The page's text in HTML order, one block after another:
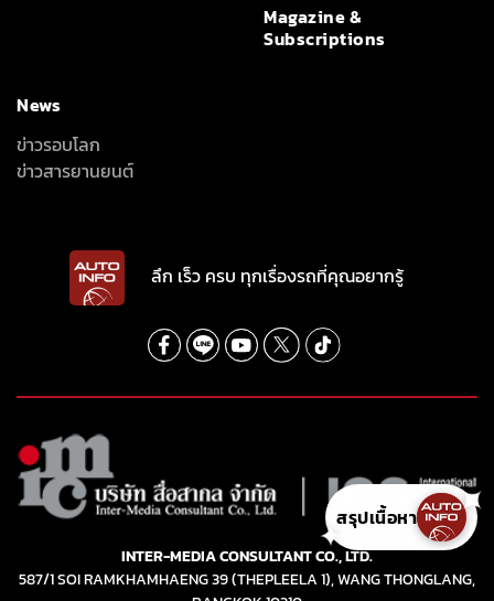
✦สรุปเนื้อหา
Magazine &
Subscriptions
News
ข่าวรอบโลก
ข่าวสารยานยนต์
ลึก เร็ว ครบ ทุกเรื่องรถที่คุณอยากรู้
INTER-MEDIA CONSULTANT CO., LTD.
587/1 SOI RAMKHAMHAENG 39 (THEPLEELA 1), WANG THONGLANG,